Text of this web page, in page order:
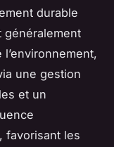
durable
généralement
une gestion
et un
favorisant les